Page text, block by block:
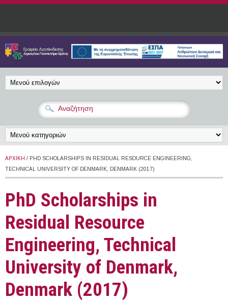
Παράκαμψη προς το κυρίως περιεχόμενο
ΑΡΧΙΚΉ / PHD SCHOLARSHIPS IN RESIDUAL RESOURCE ENGINEERING,
TECHNICAL UNIVERSITY OF DENMARK, DENMARK (2017)
PhD Scholarships in
Residual Resource
Engineering, Technical
University of Denmark,
Denmark (2017)